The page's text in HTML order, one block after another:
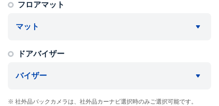
フロアマット
マット
ドアバイザー
バイザー
社外品バックカメラは、社外品カーナビ選択時のみご選択可能です。